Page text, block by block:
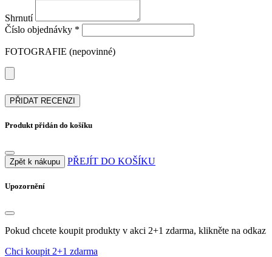
Shrnutí
Číslo objednávky *
FOTOGRAFIE (nepovinné)
PŘIDAT RECENZI
Produkt přidán do košíku
Zpět k nákupu PŘEJÍT DO KOŠÍKU
Upozornění
Pokud chcete koupit produkty v akci 2+1 zdarma, klikněte na odkaz
Chci koupit 2+1 zdarma